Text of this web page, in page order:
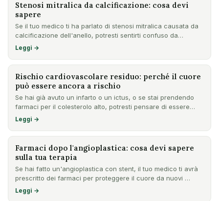
Stenosi mitralica da calcificazione: cosa devi
sapere
Se il tuo medico ti ha parlato di stenosi mitralica causata da
calcificazione dell'anello, potresti sentirti confuso da…
Leggi →
Rischio cardiovascolare residuo: perché il cuore
può essere ancora a rischio
Se hai già avuto un infarto o un ictus, o se stai prendendo
farmaci per il colesterolo alto, potresti pensare di essere…
Leggi →
Farmaci dopo l'angioplastica: cosa devi sapere
sulla tua terapia
Se hai fatto un'angioplastica con stent, il tuo medico ti avrà
prescritto dei farmaci per proteggere il cuore da nuovi …
Leggi →